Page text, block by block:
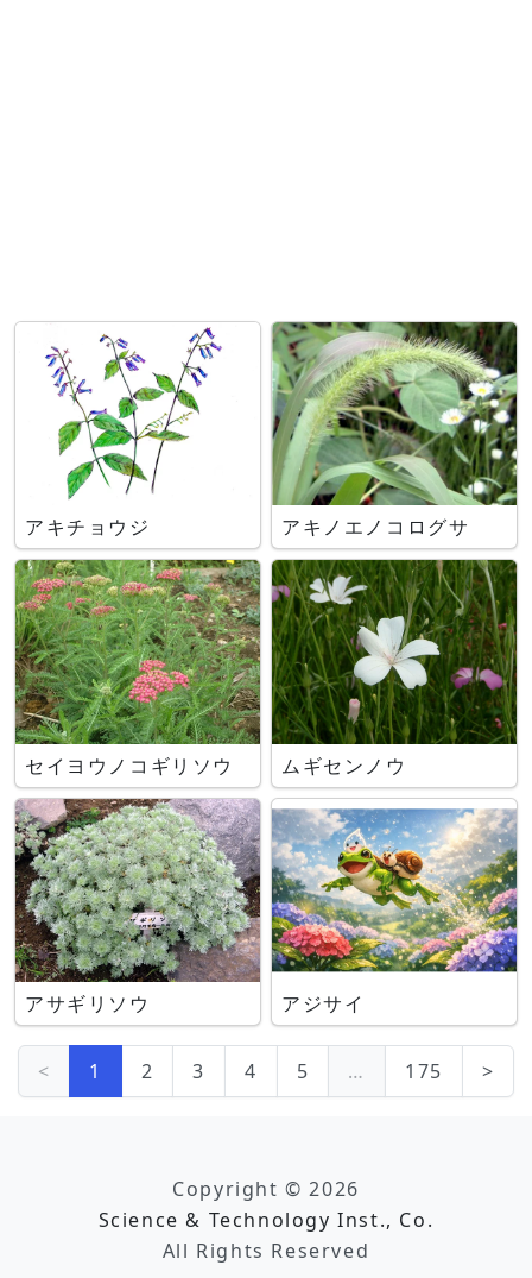
アキチョウジ アキノエノコログサ
セイヨウノコギリソウ ムギセンノウ
アサギリソウ アジサイ
< 1 2 3 4 5 … 175 >
Copyright © 2026
Science & Technology Inst., Co.
All Rights Reserved